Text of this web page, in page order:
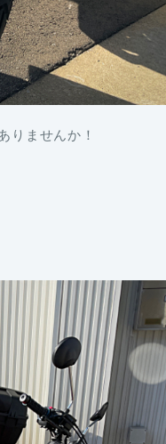
りませんか！